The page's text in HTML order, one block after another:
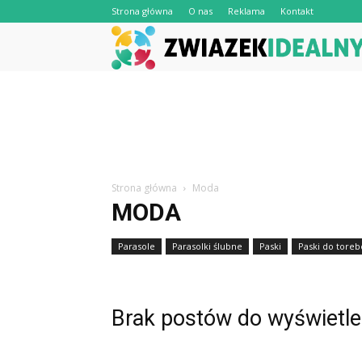
Strona główna O nas Reklama Kontakt
Strona główna Moda
MODA
Parasole Parasolki ślubne Paski Paski do
Brak postów do